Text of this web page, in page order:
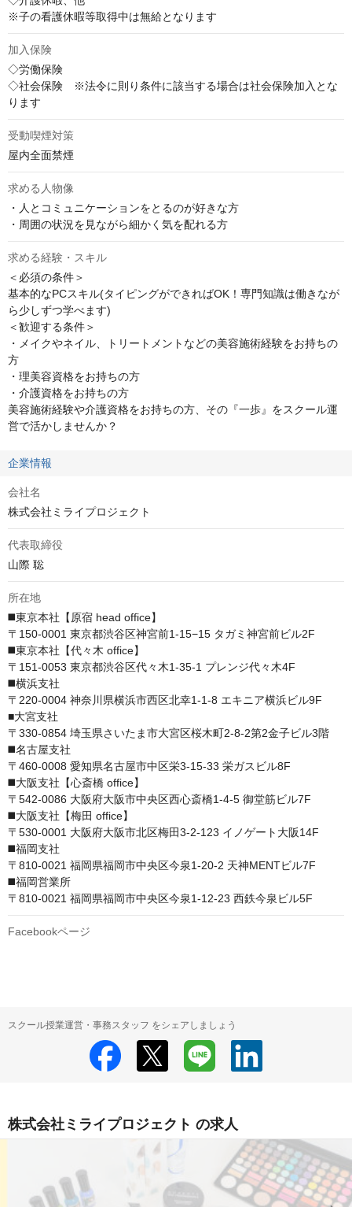
※子の看護休暇等取得中は無給となります
加入保険
◇労働保険
◇社会保険　※法令に則り条件に該当する場合は社会保険加入とな
ります
受動喫煙対策
屋内全面禁煙
求める人物像
・人とコミュニケーションをとるのが好きな方
・周囲の状況を見ながら細かく気を配れる方
求める経験・スキル
＜必須の条件＞
基本的なPCスキル(タイピングができればOK！専門知識は働きなが
ら少しずつ学べます)
＜歓迎する条件＞
・メイクやネイル、トリートメントなどの美容施術経験をお持ちの
方
・理美容資格をお持ちの方
・介護資格をお持ちの方
美容施術経験や介護資格をお持ちの方、その『一歩』をスクール運
営で活かしませんか？
企業情報
会社名
株式会社ミライプロジェクト
代表取締役
山際 聡
所在地
◼️東京本社【原宿 head office】
〒150-0001 東京都渋谷区神宮前1-15−15 タガミ神宮前ビル2F
◼️東京本社【代々木 office】
〒151-0053 東京都渋谷区代々木1-35-1 プレンジ代々木4F
◼️横浜支社
〒220-0004 神奈川県横浜市西区北幸1-1-8 エキニア横浜ビル9F
■大宮支社
〒330-0854 埼玉県さいたま市大宮区桜木町2-8-2第2金子ビル3階
◼️名古屋支社
〒460-0008 愛知県名古屋市中区栄3-15-33 栄ガスビル8F
◼️大阪支社【心斎橋 office】
〒542-0086 大阪府大阪市中央区西心斎橋1-4-5 御堂筋ビル7F
◼️大阪支社【梅田 office】
〒530-0001 大阪府大阪市北区梅田3-2-123 イノゲート大阪14F
◼️福岡支社
〒810-0021 福岡県福岡市中央区今泉1-20-2 天神MENTビル7F
◼️福岡営業所
〒810-0021 福岡県福岡市中央区今泉1-12-23 西鉄今泉ビル5F
Facebookページ
スクール授業運営・事務スタッフ をシェアしましょう
株式会社ミライプロジェクト の求人